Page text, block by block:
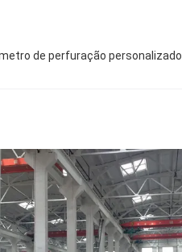
de perfuração personalizado